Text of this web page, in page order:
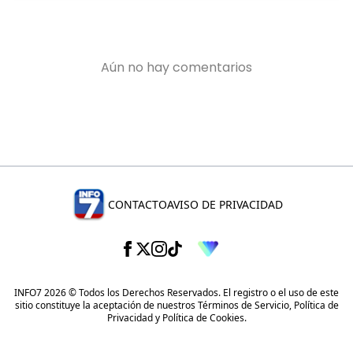
CONTACTOAVISO DE PRIVACIDAD
INFO7 2026 © Todos los Derechos Reservados. El registro o el uso de este
sitio constituye la aceptación de nuestrosTérminos de Servicio, Política de
Privacidady Política de Cookies.